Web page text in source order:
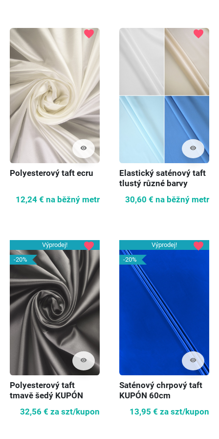
visibility
favorite
Polyesterový taft ecru
12,24 € na běžný metr
visibility
favorite
Elastický saténový taft
tlustý různé barvy
30,60 € na běžný metr
Výprodej!
-20%
visibility
favorite
Polyesterový taft
tmavě šedý KUPÓN
32,56 € za szt/kupon
Výprodej!
-20%
visibility
favorite
Saténový chrpový taft
KUPÓN 60cm
13,95 € za szt/kupon